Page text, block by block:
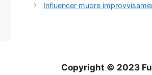
Influencer muore
Copyright © 2023